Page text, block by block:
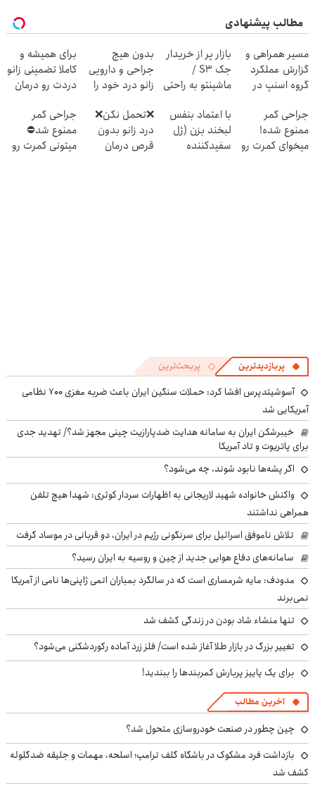
مطالب پیشنهادی
مسیر همراهی و
گزارش عملکرد
گروه اسنپ در
بازار پر از خریدار
جک S3 /
ماشینتو به راحتی
بدون هیچ
جراحی و دارویی
زانو درد خود را
پرسش نامه ▶
برای همیشه و
کاملا تضمینی زانو
دردت رو درمان
نامه ▶
جراحی کمر
ممنوع شده!
میخوای کمرت رو
با اعتماد بنفس
لبخند بزن (ژل
سفیدکننده
❌تحمل نکن❌
درد زانو بدون
قرص درمان
جراحی کمر
ممنوع شد⛔
میتونی کمرت رو
پربازدیدترین پربحث‌ترین
آسوشیتدپرس افشا کرد: حملات سنگین ایران باعث ضربه مغزی ۷۰۰ نظامی
آمریکایی شد
خیبرشکن ایران به سامانه هدایت ضدپارازیت چینی مجهز شد؟/ تهدید جدی
برای پاتریوت و تاد آمریکا
اگر پشه‌ها نابود شوند، چه می‌شود؟
واکنش خانواده شهید لاریجانی به اظهارات سردار کوثری: شهدا هیچ تلفن
همراهی نداشتند
تلاش ناموفق اسرائیل برای سرنگونی رژیم در ایران، دو قربانی در موساد گرفت
سامانه‌های دفاع هوایی جدید از چین و روسیه به ایران رسید؟
مدودف: مایه شرمساری است که در سالگرد بمباران اتمی ژاپنی‌ها نامی از آمریکا
نمی‌برند
تنها منشاء شاد بودن در زندگی کشف شد
تغییر بزرگ در بازار طلا آغاز شده است/ فلز زرد آماده رکوردشکنی می‌شود؟
برای یک پاییز پربارش کمربندها را ببندید!
آخرین مطالب
چین چطور در صنعت خودروسازی متحول شد؟
بازداشت فرد مشکوک در باشگاه گلف ترامپ؛ اسلحه، مهمات و جلیقه ضدگلوله
کشف شد